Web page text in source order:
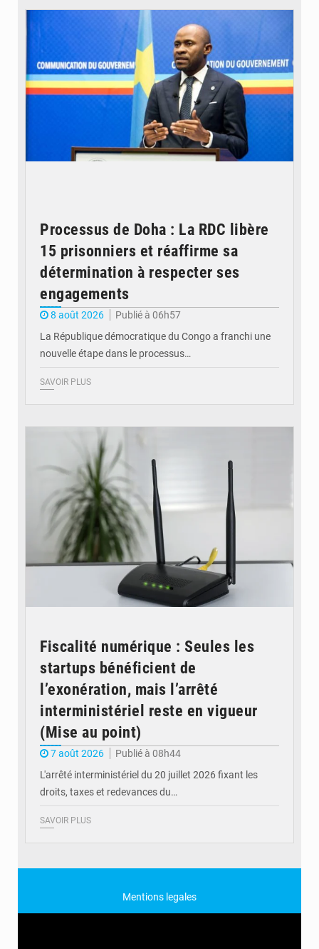
Processus de Doha : La RDC libère
15 prisonniers et réaffirme sa
détermination à respecter ses
engagements
8 août 2026
Publié à 06h57
La République démocratique du Congo a franchi une
nouvelle étape dans le processus…
SAVOIR PLUS
Fiscalité numérique : Seules les
startups bénéficient de
l’exonération, mais l’arrêté
interministériel reste en vigueur
(Mise au point)
7 août 2026
Publié à 08h44
L'arrêté interministériel du 20 juillet 2026 fixant les
droits, taxes et redevances du…
SAVOIR PLUS
Mentions legales